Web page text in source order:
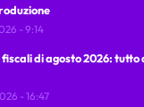
- 9:14
di agosto 2026: tutto
- 16:47